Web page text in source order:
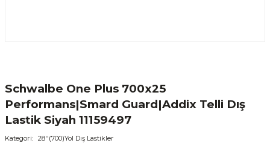
Schwalbe One Plus 700x25
Performans|Smard Guard|Addix Telli Dış
Lastik Siyah 11159497
Kategori
28''(700)Yol Dış Lastikler